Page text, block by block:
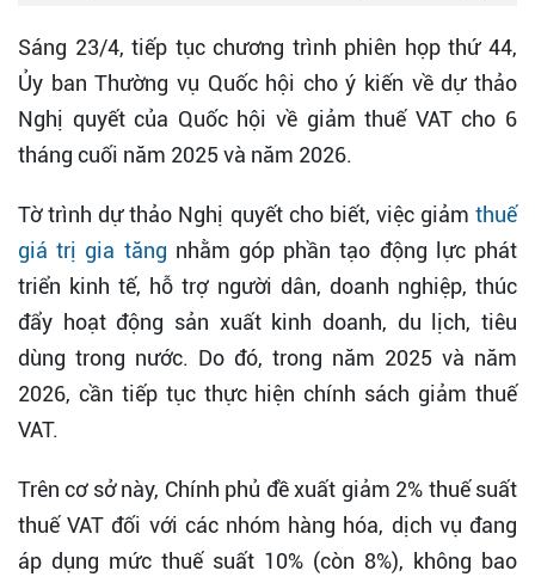
Sáng 23/4, tiếp tục chương trình phiên họp thứ 44,
Ủy ban Thường vụ Quốc hội cho ý kiến về dự thảo
Nghị quyết của Quốc hội về giảm thuế VAT cho 6
tháng cuối năm 2025 và năm 2026.
Tờ trình dự thảo Nghị quyết cho biết, việc giảm thuế
giá trị gia tăng nhằm góp phần tạo động lực phát
triển kinh tế, hỗ trợ người dân, doanh nghiệp, thúc
đẩy hoạt động sản xuất kinh doanh, du lịch, tiêu
dùng trong nước. Do đó, trong năm 2025 và năm
2026, cần tiếp tục thực hiện chính sách giảm thuế
VAT.
Trên cơ sở này, Chính phủ đề xuất giảm 2% thuế suất
thuế VAT đối với các nhóm hàng hóa, dịch vụ đang
áp dụng mức thuế suất 10% (còn 8%), không bao